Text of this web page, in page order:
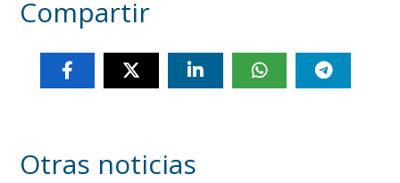
Compartir
Otras noticias